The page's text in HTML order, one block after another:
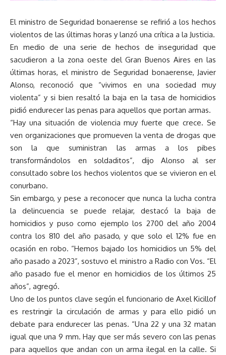
El ministro de Seguridad bonaerense se refirió a los hechos
violentos de las últimas horas y lanzó una crítica a la Justicia.
En medio de una serie de hechos de inseguridad que
sacudieron a la zona oeste del Gran Buenos Aires en las
últimas horas, el ministro de Seguridad bonaerense, Javier
Alonso, reconoció que “vivimos en una sociedad muy
violenta” y si bien resaltó la baja en la tasa de homicidios
pidió endurecer las penas para aquellos que portan armas.
“Hay una situación de violencia muy fuerte que crece. Se
ven organizaciones que promueven la venta de drogas que
son la que suministran las armas a los pibes
transformándolos en soldaditos”, dijo Alonso al ser
consultado sobre los hechos violentos que se vivieron en el
conurbano.
Sin embargo, y pese a reconocer que nunca la lucha contra
la delincuencia se puede relajar, destacó la baja de
homicidios y puso como ejemplo los 2700 del año 2004
contra los 810 del año pasado, y que solo el 12% fue en
ocasión en robo. “Hemos bajado los homicidios un 5% del
año pasado a 2023”, sostuvo el ministro a Radio con Vos. “El
año pasado fue el menor en homicidios de los últimos 25
años”, agregó.
Uno de los puntos clave según el funcionario de Axel Kicillof
es restringir la circulación de armas y para ello pidió un
debate para endurecer las penas. “Una 22 y una 32 matan
igual que una 9 mm. Hay que ser más severo con las penas
para aquellos que andan con un arma ilegal en la calle. Si